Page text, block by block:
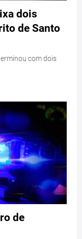
dois
de Santo
com dois
de